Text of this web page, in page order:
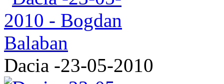
Dacia -23-05-2010